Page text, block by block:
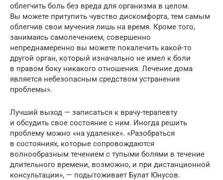
облегчить боль без вреда для организма в целом.
Вы можете притупить чувство дискомфорта, тем самым
облегчив свои мучения лишь на время. Кроме того,
занимаясь самолечением, совершенно
непреднамеренно вы можете покалечить какой-то
другой орган, который изначально не имел к боли
в правом боку никакого отношения. Лечение дома
является небезопасным средством устранения
проблемы».
Лучший выход — записаться к врачу-терапевту
и обсудить свое состояние с ним. Иногда решить
проблему можно «на удаленке». «Разобраться
в состояниях, которые сопровождаются
волнообразным течением с тупыми болями в течение
длительного времени, возможно, и при дистанционной
консультации», — подытоживает Булат Юнусов.